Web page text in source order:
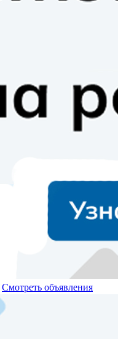
Смотреть объявления